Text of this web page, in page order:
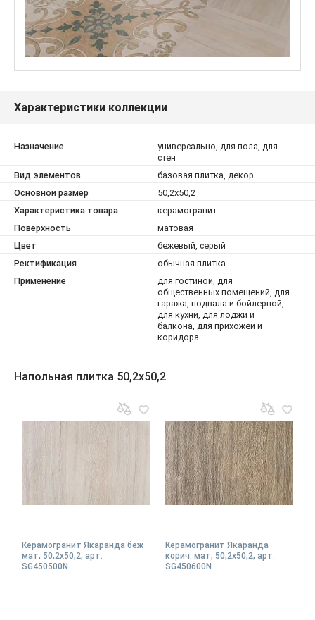
Характеристики коллекции
Назначение
универсально, для пола, для
стен
Вид элементов
базовая плитка, декор
Основной размер
50,2x50,2
Характеристика товара
керамогранит
Поверхность
матовая
Цвет
бежевый, серый
Ректификация
обычная плитка
Применение
для гостиной, для
общественных помещений, для
гаража, подвала и бойлерной,
для кухни, для лоджи и
балкона, для прихожей и
коридора
Напольная плитка 50,2x50,2
Керамогранит Якаранда беж
мат, 50,2x50,2, арт.
SG450500N
Керамогранит Якаранда
корич. мат, 50,2x50,2, арт.
SG450600N